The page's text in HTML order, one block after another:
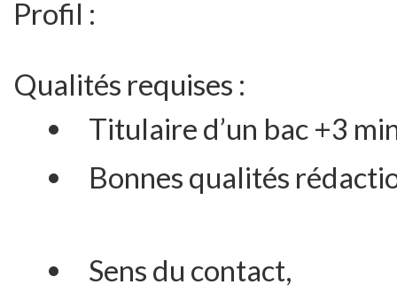
Profil :
Qualités requises :
Titulaire d’un bac +3
Bonnes qualités
Sens du contact,